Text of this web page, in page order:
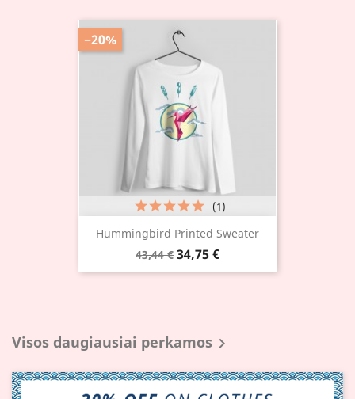
Hummingbird Printed Sweater
43,44 € 34,75 €
(1)
−20%
Visos daugiausiai perkamos 